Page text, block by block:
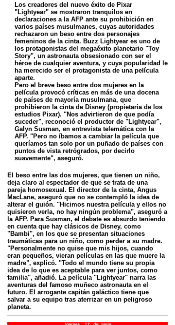
Los creadores del nuevo éxito de Pixar
"Lightyear" se mostraron tranquilos en
declaraciones a la AFP ante su prohibición en
varios países musulmanes, cuyas autoridades
rechazaron un beso entre dos personajes
femeninos de la cinta. Buzz Lightyear es uno de
los protagonistas del megaéxito planetario "Toy
Story", un astronauta obsesionado con ser el
héroe de cualquier aventura, y cuya popularidad le
ha merecido ser el protagonista de una película
aparte.
Pero el breve beso entre dos mujeres en la
película provocó críticas en más de una docena
de países de mayoría musulmana, que
prohibieron la cinta de Disney (propietaria de los
estudios Pixar). "Nos advirtieron de que podía
suceder", reconoció el productor de "Lightyear",
Galyn Susman, en entrevista telemática con la
AFP. "Pero no íbamos a cambiar la película que
queríamos tan solo por un puñado de países con
puntos de vista retrógrados, por decirlo
suavemente", aseguró.
El beso entre las dos mujeres, que tienen un niño,
deja claro al espectador de que se trata de una
pareja homosexual. El director de la cinta, Angus
MacLane, aseguró que no se contempló la idea de
alterar el guión. "Hicimos nuestra película y ellos no
quisieron verla, no hay ningún problema", aseguró a
la AFP. Para Susman, el debate es absurdo teniendo
en cuenta que hay clásicos de Disney, como
"Bambi", en los que se presentan situaciones
traumáticas para un niño, como perder a su madre.
"Personalmente no quise que mis hijos, cuando
eran pequeños, vieran películas en las que muere la
madre", explicó. "Todo el mundo tiene su propia
idea de lo que es aceptable para ver juntos, como
familia", añadió. La película "Lightyear" narra las
aventuras del famoso muñeco astronauta en el
futuro. El arrogante capitán galáctico tiene que
salvar a su equipo tras aterrizar en un peligroso
planeta.